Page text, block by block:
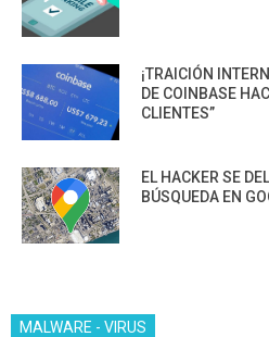
¡TRAICIÓN
DE COINBASE
CLIENTES”
EL HACKER SE
BÚSQUEDA EN
MALWARE - VIRUS